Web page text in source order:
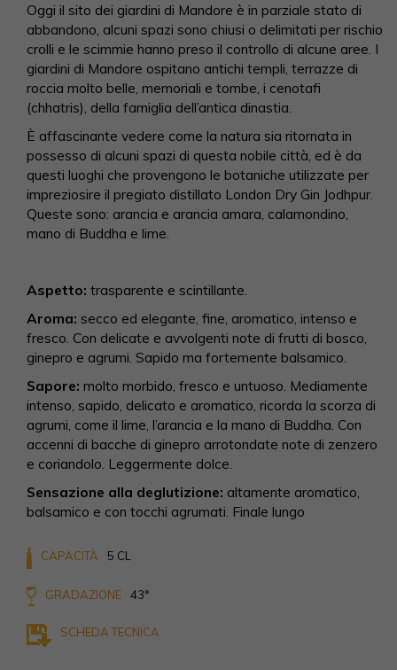
Oggi il sito dei giardini di Mandore è in parziale stato di
abbandono, alcuni spazi sono chiusi o delimitati per rischio
crolli e le scimmie hanno preso il controllo di alcune aree. I
giardini di Mandore ospitano antichi templi, terrazze di
roccia molto belle, memoriali e tombe, i cenotafi
(chhatris), della famiglia dell’antica dinastia.
È affascinante vedere come la natura sia ritornata in
possesso di alcuni spazi di questa nobile città, ed è da
questi luoghi che provengono le botaniche utilizzate per
impreziosire il pregiato distillato London Dry Gin Jodhpur.
Queste sono: arancia e arancia amara, calamondino,
mano di Buddha e lime.
Aspetto: trasparente e scintillante.
Aroma: secco ed elegante, fine, aromatico, intenso e
fresco. Con delicate e avvolgenti note di frutti di bosco,
ginepro e agrumi. Sapido ma fortemente balsamico.
Sapore: molto morbido, fresco e untuoso. Mediamente
intenso, sapido, delicato e aromatico, ricorda la scorza di
agrumi, come il lime, l’arancia e la mano di Buddha. Con
accenni di bacche di ginepro arrotondate note di zenzero
e coriandolo. Leggermente dolce.
Sensazione alla deglutizione: altamente aromatico,
balsamico e con tocchi agrumati. Finale lungo
CAPACITÀ 5 CL
GRADAZIONE 43°
SCHEDA TECNICA